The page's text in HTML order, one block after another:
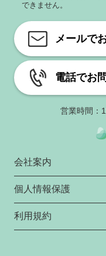
できません。
メールで
電話でお
営業時間：
会社案内
個人情報保護
利用規約